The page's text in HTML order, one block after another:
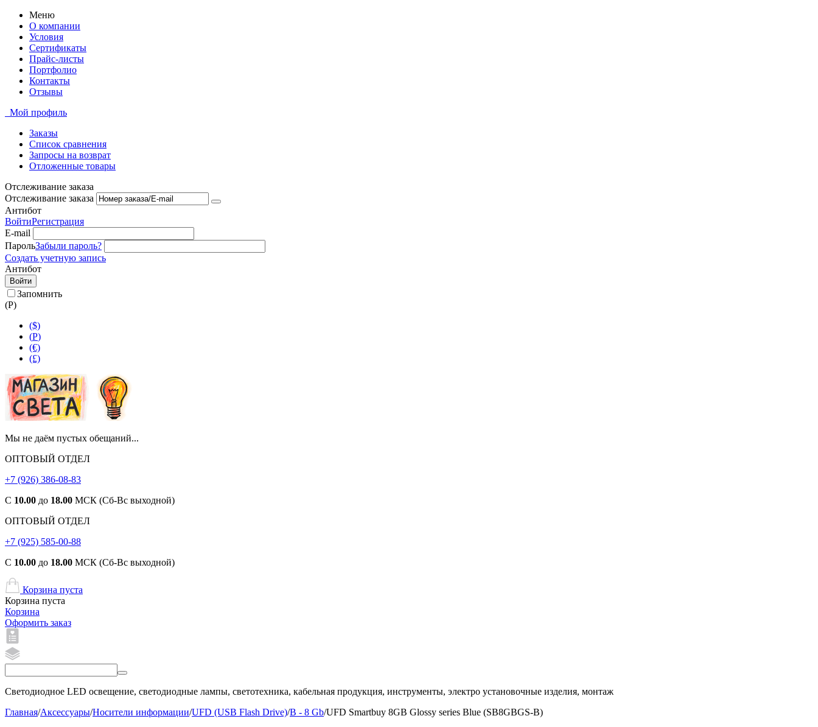
Меню
О компании
Условия
Сертификаты
Прайс-листы
Портфолио
Контакты
Отзывы
Мой профиль
Заказы
Список сравнения
Запросы на возврат
Отложенные товары
Отслеживание заказа
Отслеживание заказа
Антибот
ВойтиРегистрация
E-mail
ПарольЗабыли пароль?
Создать учетную запись
Антибот
Войти
Запомнить
(Р)
($)
(Р)
(€)
(£)
Мы не даём пустых обещаний...
ОПТОВЫЙ ОТДЕЛ
+7 (926) 386-08-83
С 10.00 до 18.00 МСК (Сб-Вс выходной)
ОПТОВЫЙ ОТДЕЛ
+7 (925) 585-00-88
С 10.00 до 18.00 МСК (Сб-Вс выходной)
Корзина пуста
Корзина пуста
Корзина
Оформить заказ
Светодиодное LED освещение, светодиодные лампы, светотехника, кабельная продукция, инструменты, электро установочные изделия, монтаж
Главная/Аксессуары/Носители информации/UFD (USB Flash Drive)/B - 8 Gb/UFD Smartbuy 8GB Glossy series Blue (SB8GBGS-B)